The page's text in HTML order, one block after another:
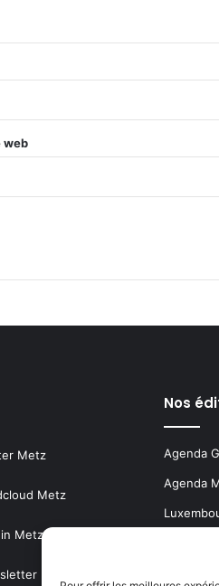
web
Metz
Metz
Metz
Metz
Nos
Agenda
Agenda